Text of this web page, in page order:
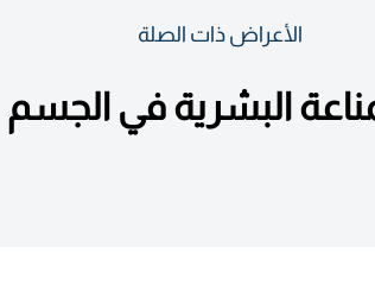
الأعراض ذات الصلة
البشرية في الجسم